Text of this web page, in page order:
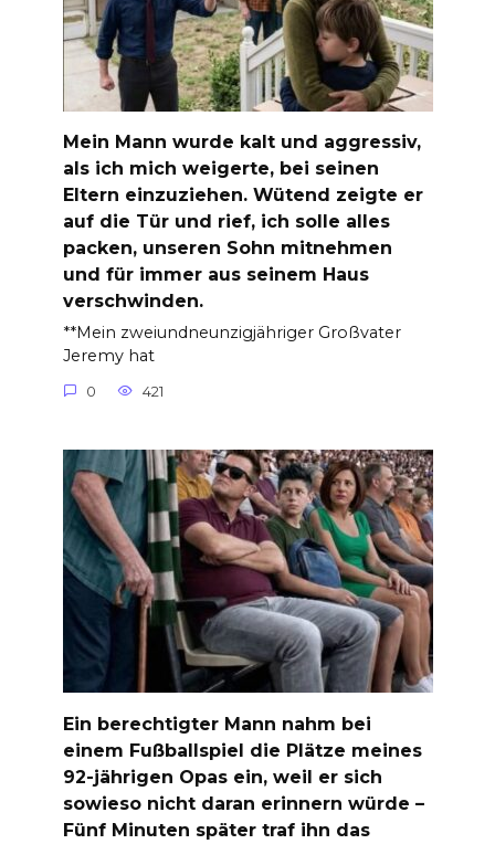
Mein Mann wurde kalt und aggressiv,
als ich mich weigerte, bei seinen
Eltern einzuziehen. Wütend zeigte er
auf die Tür und rief, ich solle alles
packen, unseren Sohn mitnehmen
und für immer aus seinem Haus
verschwinden.
**Mein zweiundneunzigjähriger Großvater
Jeremy hat
0 421
Ein berechtigter Mann nahm bei
einem Fußballspiel die Plätze meines
92-jährigen Opas ein, weil er sich
sowieso nicht daran erinnern würde –
Fünf Minuten später traf ihn das